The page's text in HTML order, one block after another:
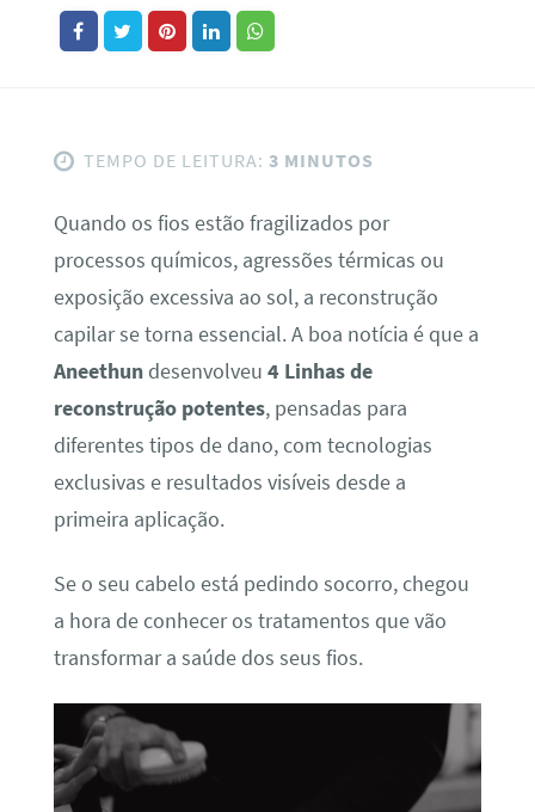
TEMPO DE LEITURA: 3 MINUTOS
Quando os fios estão fragilizados por
processos químicos, agressões térmicas ou
exposição excessiva ao sol, a reconstrução
capilar se torna essencial. A boa notícia é que a
Aneethundesenvolveu 4 Linhas de
reconstrução potentes, pensadas para
diferentes tipos de dano, com tecnologias
exclusivas e resultados visíveis desde a
primeira aplicação.
Se o seu cabelo está pedindo socorro, chegou
a hora de conhecer os tratamentos que vão
transformar a saúde dos seus fios.